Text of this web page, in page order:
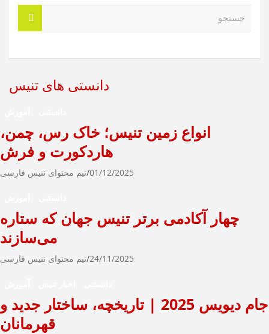
و
دانستی های تنیس
انواع زمین تنیس؛ خاک رس، چمن،
هاردکورت و فرش
01/12/2025 تیم محتوای تنیس فارسی
چهار آکادمی برتر تنیس جهان که ستاره
می‌سازند
24/11/2025 تیم محتوای تنیس فارسی
جام دیویس 2025 | تاریخچه، ساختار جدید و
قهرمانان